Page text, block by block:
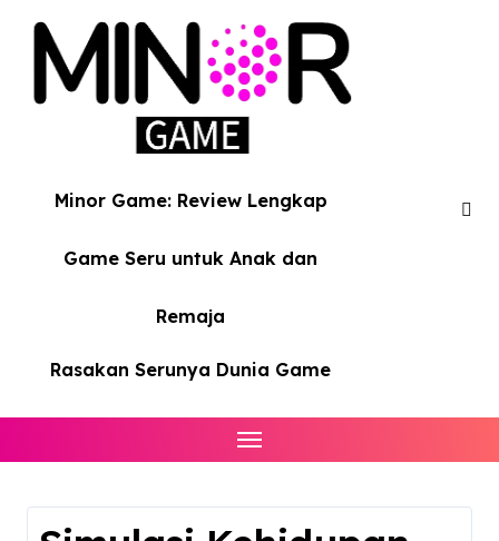
content
Minor Game: Review Lengkap
Game Seru untuk Anak dan
Remaja
Rasakan Serunya Dunia Game